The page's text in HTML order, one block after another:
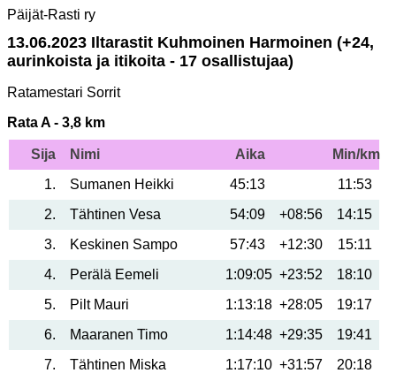
Päijät-Rasti ry
13.06.2023 Iltarastit Kuhmoinen Harmoinen (+24,
aurinkoista ja itikoita - 17 osallistujaa)
Ratamestari Sorrit
Rata A - 3,8 km
Sija Nimi Aika
Min/km
1
Sumanen Heikki 45:13
11:53
2
Tähtinen Vesa 54:09 +08:56
14:15
3
Keskinen Sampo 57:43 +12:30
15:11
4
Perälä Eemeli 1:09:05 +23:52
18:10
5
Pilt Mauri 1:13:18 +28:05
19:17
6
Maaranen Timo 1:14:48 +29:35
19:41
7
Tähtinen Miska 1:17:10 +31:57
20:18